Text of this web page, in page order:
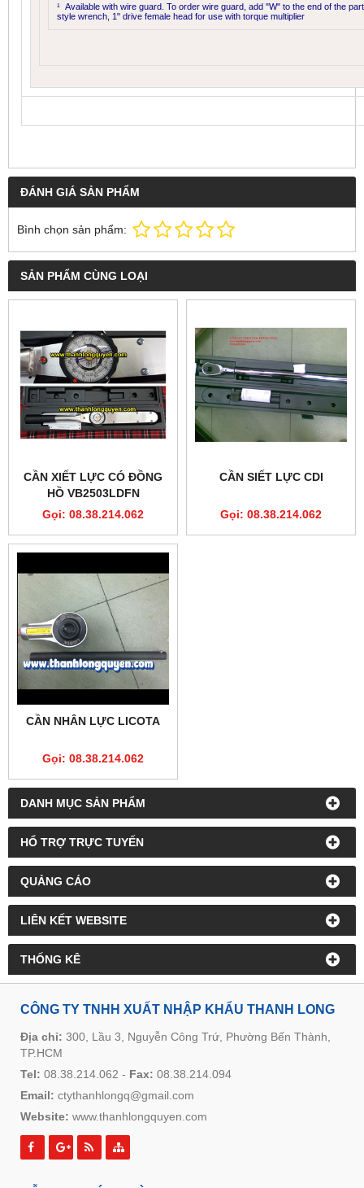
DANH MỤC SẢN PHẨM
HỔ TRỢ TRỰC TUYẾN
QUẢNG CÁO
LIÊN KẾT WEBSITE
THỐNG KÊ
¹ Available with wire guard. To order wire guard, add "W" to the end of the
style wrench, 1" drive female head for use with torque multiplier
ĐÁNH GIÁ SẢN PHẨM
Bình chọn sản phẩm:
SẢN PHẨM CÙNG LOẠI
CẦN XIẾT LỰC CÓ ĐỒNG
HỒ VB2503LDFN
Gọi: 08.38.214.062
CẦN SIẾT LỰC CDI
Gọi: 08.38.214.062
CẦN NHÂN LỰC LICOTA
Gọi: 08.38.214.062
CÔNG TY TNHH XUẤT NHẬP KHẨU THANH LONG
Địa chỉ: 300, Lầu 3, Nguyễn Công Trứ, Phường Bến Thành,
TP.HCM
Tel: 08.38.214.062 - Fax: 08.38.214.094
Email: ctythanhlongq@gmail.com
Website: www.thanhlongquyen.com